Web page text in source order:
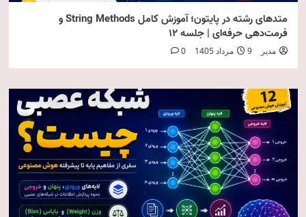
متدهای رشته در پایتون؛ آموزش کامل String Methods و
فرمت‌دهی حرفه‌ای | جلسه ۱۲
مدیر 9 مرداد 1405 0